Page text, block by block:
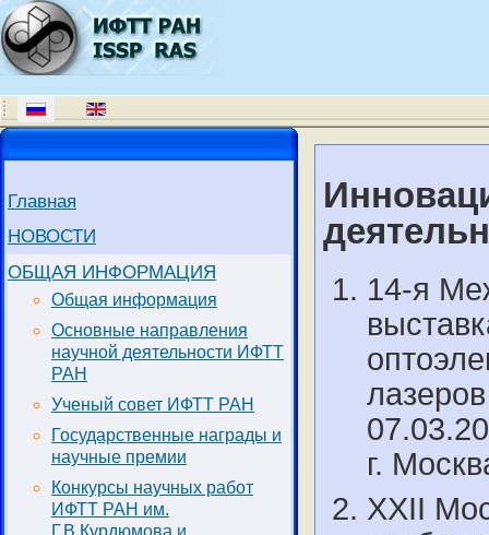
Главная
НОВОСТИ
ОБЩАЯ ИНФОРМАЦИЯ
Общая информация
Основные направления
научной деятельности ИФТТ
РАН
Ученый совет ИФТТ РАН
Государственные награды и
научные премии
Конкурсы научных работ
ИФТТ РАН им.
Г.В.Курдюмова и
14-я
г.
XXII